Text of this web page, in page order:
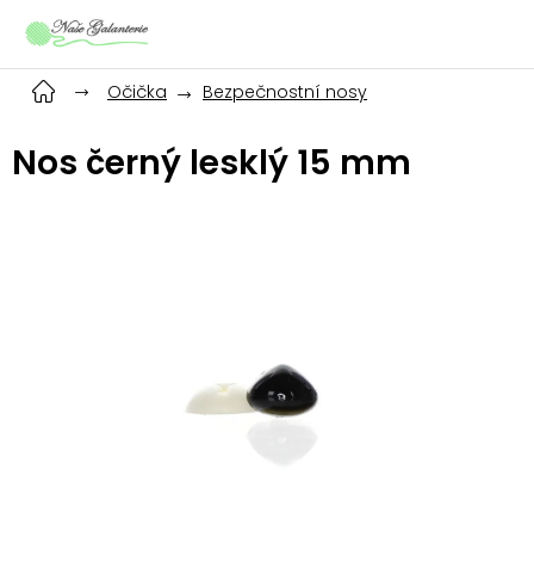
Očička
Bezpečnostní nosy
Nos černý lesklý 15 mm